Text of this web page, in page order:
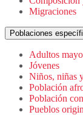
Migraciones
Poblaciones
Adultos
Jóvenes
Niños, niñas
Población
Población
Pueblos